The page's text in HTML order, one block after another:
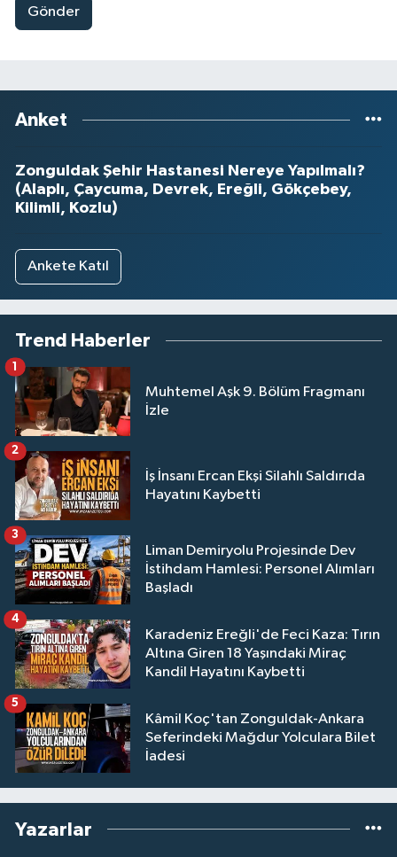
Gönder
Anket
Zonguldak Şehir Hastanesi Nereye Yapılmalı?
(Alaplı, Çaycuma, Devrek, Ereğli, Gökçebey,
Kilimli, Kozlu)
Ankete Katıl
Trend Haberler
Muhtemel Aşk 9. Bölüm Fragmanı
İzle
1
İş İnsanı Ercan Ekşi Silahlı Saldırıda
Hayatını Kaybetti
2
Liman Demiryolu Projesinde Dev
İstihdam Hamlesi: Personel Alımları
Başladı
3
Karadeniz Ereğli'de Feci Kaza: Tırın
Altına Giren 18 Yaşındaki Miraç
Kandil Hayatını Kaybetti
4
Kâmil Koç'tan Zonguldak-Ankara
Seferindeki Mağdur Yolculara Bilet
İadesi
5
Yazarlar